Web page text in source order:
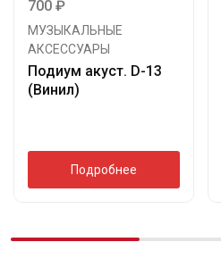
700 ₽
МУЗЫКАЛЬНЫЕ
АКСЕССУАРЫ
Подиум акуст. D-13
(Винил)
Подробнее